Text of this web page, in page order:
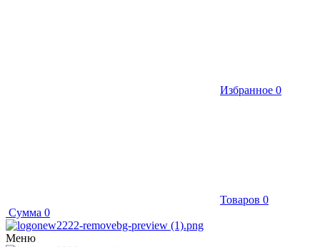
Избранное 0
Товаров 0
Сумма 0
Меню